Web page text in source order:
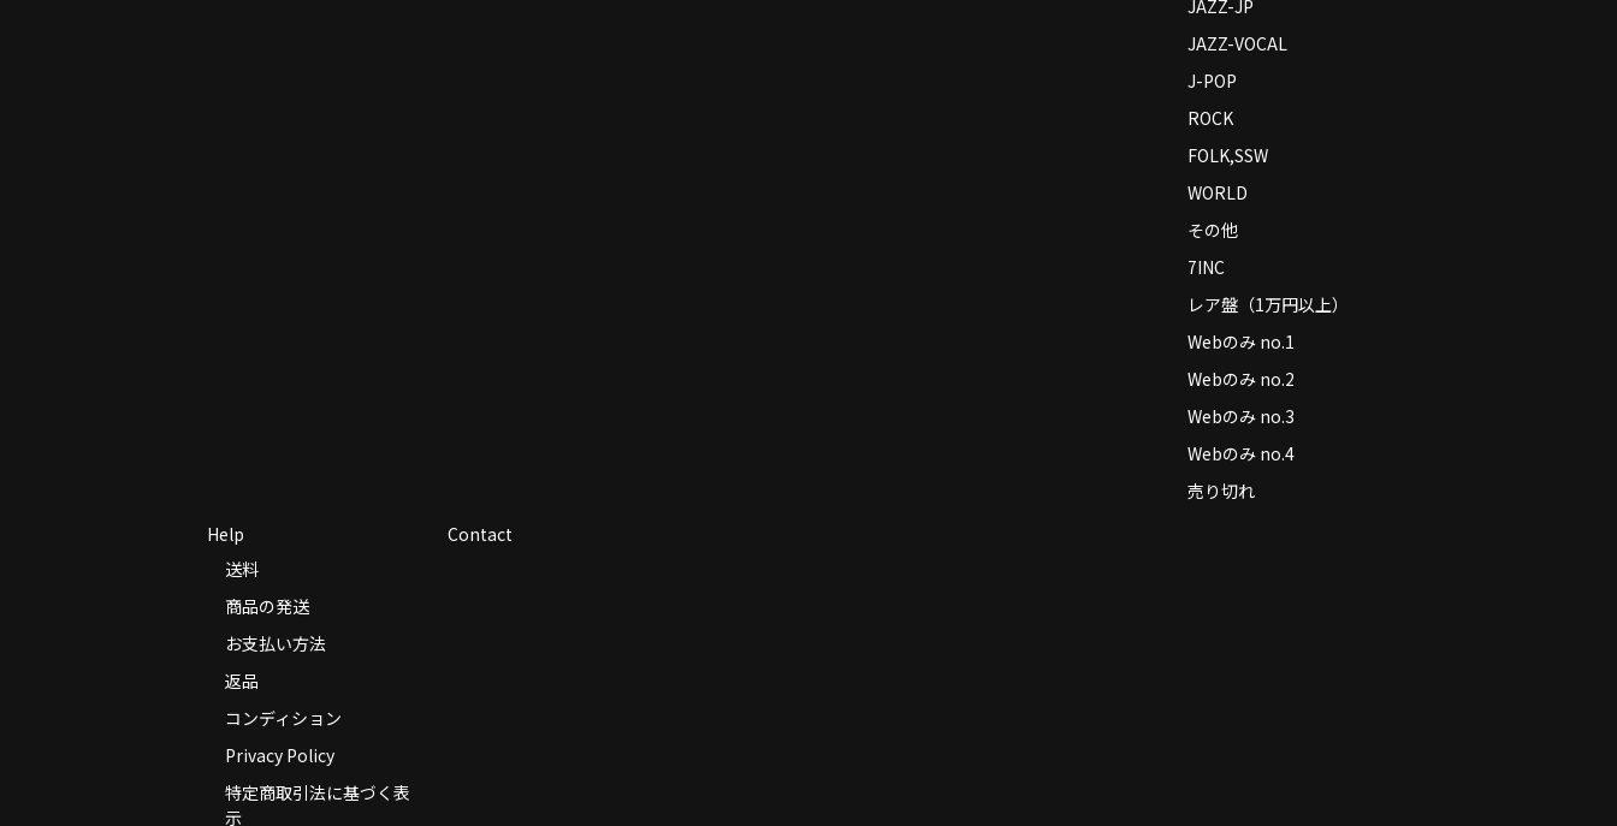
JAZZ-JP
JAZZ-VOCAL
J-POP
ROCK
FOLK,SSW
WORLD
その他
7INC
レア盤（1万円以上）
Webのみ no.1
Webのみ no.2
Webのみ no.3
Webのみ no.4
売り切れ
Help
送料
商品の発送
お支払い方法
返品
コンディション
Privacy Policy
特定商取引法に基づく表
示
Contact